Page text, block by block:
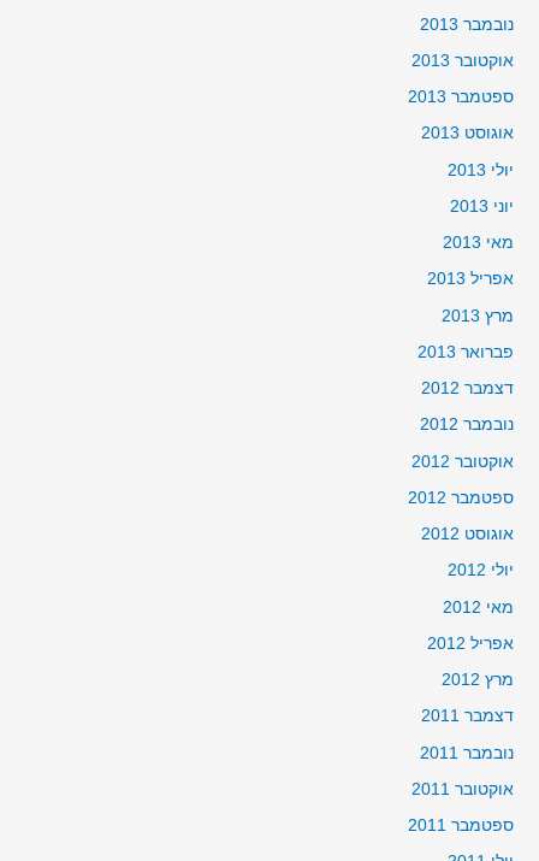
נובמבר 2013
אוקטובר 2013
ספטמבר 2013
אוגוסט 2013
יולי 2013
יוני 2013
מאי 2013
אפריל 2013
מרץ 2013
פברואר 2013
דצמבר 2012
נובמבר 2012
אוקטובר 2012
ספטמבר 2012
אוגוסט 2012
יולי 2012
מאי 2012
אפריל 2012
מרץ 2012
דצמבר 2011
נובמבר 2011
אוקטובר 2011
ספטמבר 2011